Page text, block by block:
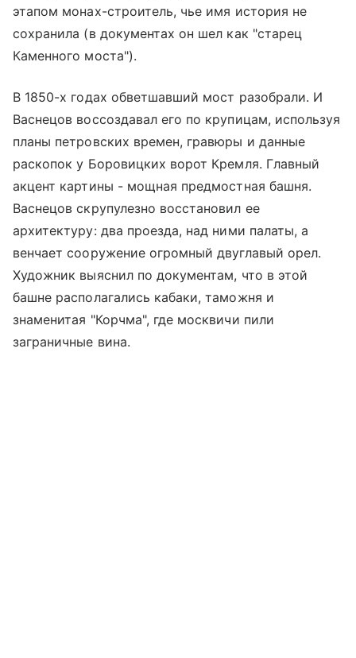
этапом монах-строитель, чье имя история не
сохранила (в документах он шел как "старец
Каменного моста").
В 1850-х годах обветшавший мост разобрали. И
Васнецов воссоздавал его по крупицам, используя
планы петровских времен, гравюры и данные
раскопок у Боровицких ворот Кремля. Главный
акцент картины - мощная предмостная башня.
Васнецов скрупулезно восстановил ее
архитектуру: два проезда, над ними палаты, а
венчает сооружение огромный двуглавый орел.
Художник выяснил по документам, что в этой
башне располагались кабаки, таможня и
знаменитая "Корчма", где москвичи пили
заграничные вина.